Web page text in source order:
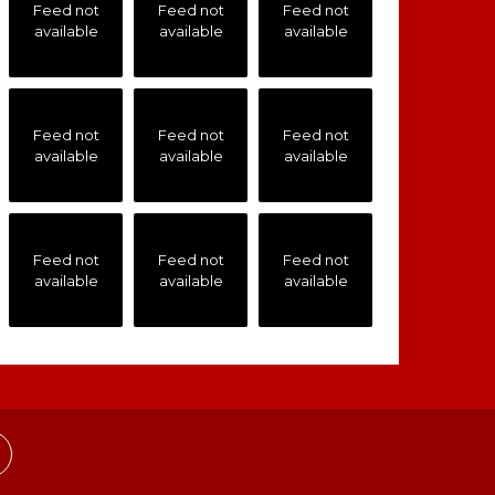
Feed not
available
Feed not
available
Feed not
available
Feed not
available
Feed not
available
Feed not
available
Feed not
available
Feed not
available
Feed not
available